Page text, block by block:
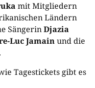
mit Mitgliedern
Ländern
SängerinDjazia
Luc Jamainund die
Tagestickets gibt es